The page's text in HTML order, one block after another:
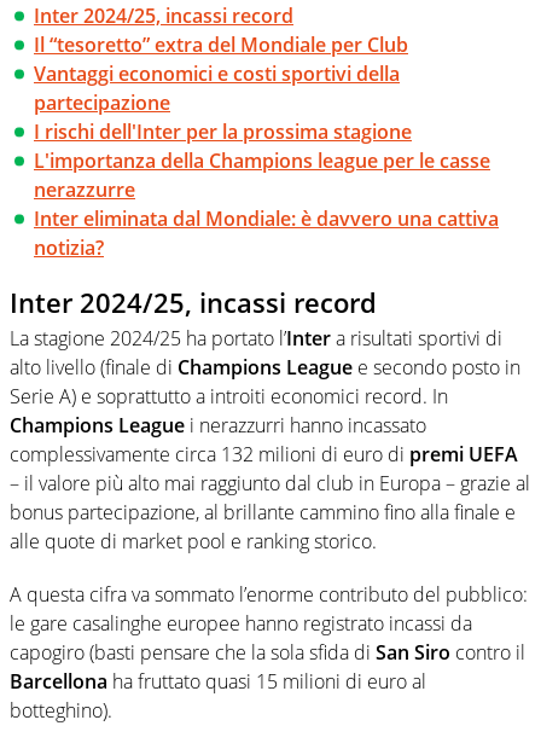
Inter 2024/25, incassi record
Il “tesoretto” extra del Mondiale per Club
Vantaggi economici e costi sportivi della
partecipazione
I rischi dell'Inter per la prossima stagione
L'importanza della Champions league per le casse
nerazzurre
Inter eliminata dal Mondiale: è davvero una cattiva
notizia?
Inter 2024/25, incassi record
La stagione 2024/25 ha portato l’Intera risultati sportivi di
alto livello (finale di Champions League e secondo posto in
Serie A) e soprattutto a introiti economici record. In
Champions League i nerazzurri hanno incassato
complessivamente circa 132 milioni di euro di premi UEFA
– il valore più alto mai raggiunto dal club in Europa – grazie al
bonus partecipazione, al brillante cammino fino alla finale e
alle quote di market pool e ranking storico.
A questa cifra va sommato l’enorme contributo del pubblico:
le gare casalinghe europee hanno registrato incassi da
capogiro (basti pensare che la sola sfida di San Siro contro il
Barcellona ha fruttato quasi 15 milioni di euro al
botteghino).